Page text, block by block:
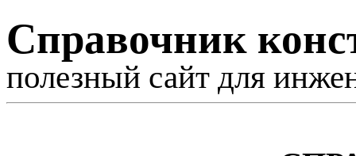
Справочник
полезный сайт для